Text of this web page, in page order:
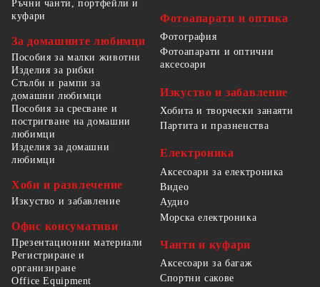
Ръчни чанти, портфейли и
куфари
За домашните любимци
Пособия за малки животни
Изделия за рибки
Стълби и рампи за
домашни любимци
Пособия за сресване и
постригване на домашни
любимци
Изделия за домашни
любимци
Хоби и развлечение
Изкуство и забавление
Офис консумативи
Презентационни материали
Регистриране и
организиране
Office Equipment
Фотоапарати и оптика
Фотография
Фотоапарати и оптични
аксесоари
Изкуство и забавление
Хобита и творчески занаяти
Партита и празненства
Електроника
Аксесоари за електроника
Видео
Аудио
Морска електроника
Чанти и куфари
Аксесоари за багаж
Спортни сакове